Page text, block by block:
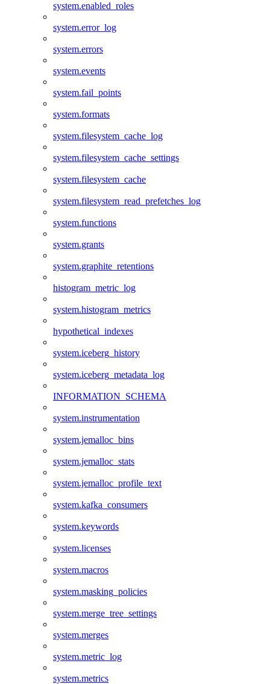
system.enabled_roles
system.error_log
system.errors
system.events
system.fail_points
system.formats
system.filesystem_cache_log
system.filesystem_cache_settings
system.filesystem_cache
system.filesystem_read_prefetches_log
system.functions
system.grants
system.graphite_retentions
histogram_metric_log
system.histogram_metrics
hypothetical_indexes
system.iceberg_history
system.iceberg_metadata_log
INFORMATION_SCHEMA
system.instrumentation
system.jemalloc_bins
system.jemalloc_stats
system.jemalloc_profile_text
system.kafka_consumers
system.keywords
system.licenses
system.macros
system.masking_policies
system.merge_tree_settings
system.merges
system.metric_log
system.metrics